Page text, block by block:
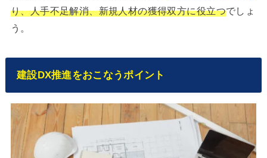
り、人手不足解消、新規人材の獲得双方に役立つでしょ
う。
建設DX推進をおこなうポイント